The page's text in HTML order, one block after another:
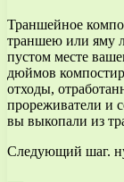
Траншейное
траншею или яму
пустом месте
дюймов
отходы,
прореживатели и
вы выкопали из
Следующий шаг.